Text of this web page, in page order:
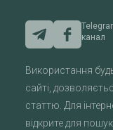
канал
Використання
сайті,
статтю. Для
відкрите для